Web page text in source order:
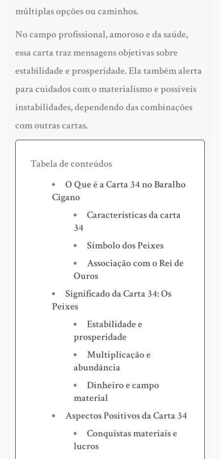
múltiplas opções ou caminhos.
No campo profissional, amoroso e da saúde,
essa carta traz mensagens objetivas sobre
estabilidade e prosperidade. Ela também alerta
para cuidados com o materialismo e possíveis
instabilidades, dependendo das combinações
com outras cartas.
Tabela de conteúdos
O Que é a Carta 34 no Baralho
Cigano
Características da carta
34
Símbolo dos Peixes
Associação com o Rei de
Ouros
Significado da Carta 34: Os
Peixes
Estabilidade e
prosperidade
Multiplicação e
abundância
Dinheiro e campo
material
Aspectos Positivos da Carta 34
Conquistas materiais e
lucros